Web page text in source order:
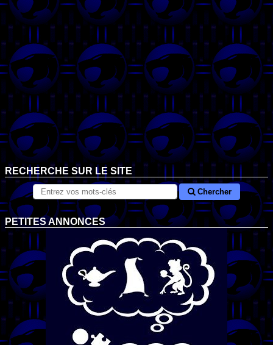
RECHERCHE SUR LE SITE
Chercher
PETITES ANNONCES